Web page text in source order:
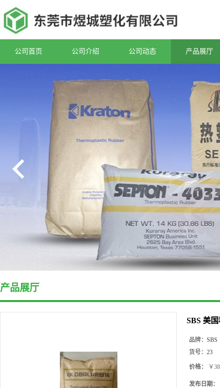
公司首页 公司介绍 公司动态 产品展厅
产品展厅
SBS 美
品牌： SBS
货号： 23
价格： ￥
发布日期：